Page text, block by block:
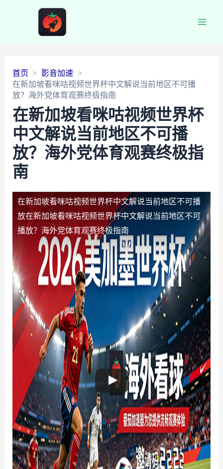
首页
影音加速
在新加坡看咪咕视频世界杯中文解说当前地区不可播
放？海外党体育观赛终极指南
在新加坡看咪咕视频世界杯
中文解说当前地区不可播
放？海外党体育观赛终极指
南
在新加坡看咪咕视频世界杯中文解说当前地区不可播
放在新加坡看咪咕视频世界杯中文解说当前地区不可
播放？海外党体育观赛终极指南